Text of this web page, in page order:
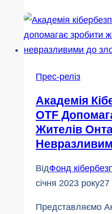
в
Прес-реліз
Академія
OTF
Жителів
ВідФонд
січня 2023 року27
Представляємо